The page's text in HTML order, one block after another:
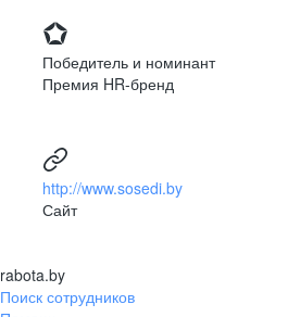
Победитель и номинант
Премия HR-бренд
http://www.sosedi.by
Сайт
rabota.by
Поиск сотрудников